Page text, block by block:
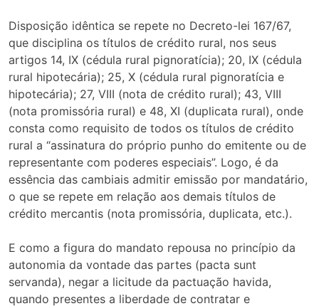
Disposição idêntica se repete no Decreto-lei 167/67,
que disciplina os títulos de crédito rural, nos seus
artigos 14, IX (cédula rural pignoratícia); 20, IX (cédula
rural hipotecária); 25, X (cédula rural pignoratícia e
hipotecária); 27, VIII (nota de crédito rural); 43, VIII
(nota promissória rural) e 48, XI (duplicata rural), onde
consta como requisito de todos os títulos de crédito
rural a “assinatura do próprio punho do emitente ou de
representante com poderes especiais”. Logo, é da
essência das cambiais admitir emissão por mandatário,
o que se repete em relação aos demais títulos de
crédito mercantis (nota promissória, duplicata, etc.).
E como a figura do mandato repousa no princípio da
autonomia da vontade das partes (pacta sunt
servanda), negar a licitude da pactuação havida,
quando presentes a liberdade de contratar e